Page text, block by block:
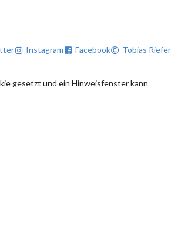
Instagram Facebook Tobias Riefer
gesetzt und ein Hinweisfenster kann